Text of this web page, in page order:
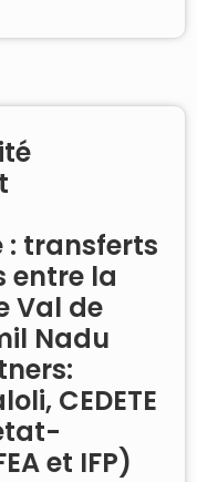
: transferts
entre la
Val de
Nadu
CEDETE
et IFP)